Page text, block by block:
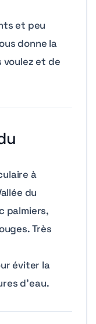
et peu
donne la
voulez et de
à
du
palmiers,
Très
éviter la
d’eau.